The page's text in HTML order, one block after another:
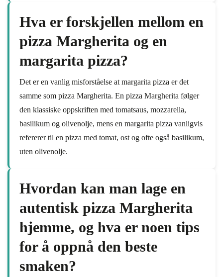
Hva er forskjellen mellom en
pizza Margherita og en
margarita pizza?
Det er en vanlig misforståelse at margarita pizza er det
samme som pizza Margherita. En pizza Margherita følger
den klassiske oppskriften med tomatsaus, mozzarella,
basilikum og olivenolje, mens en margarita pizza vanligvis
refererer til en pizza med tomat, ost og ofte også basilikum,
uten olivenolje.
Hvordan kan man lage en
autentisk pizza Margherita
hjemme, og hva er noen tips
for å oppnå den beste
smaken?